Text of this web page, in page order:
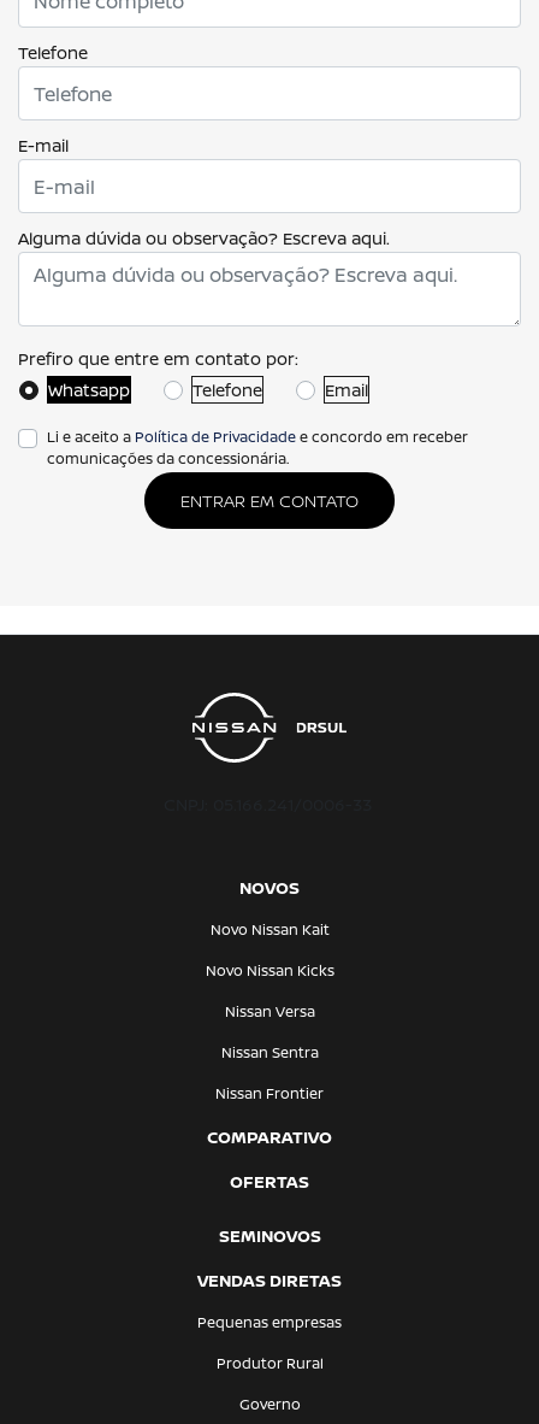
Telefone
E-mail
Alguma dúvida ou observação? Escreva aqui.
Prefiro que entre em contato por:
Whatsapp
Telefone Email
Li e aceito a Política de Privacidadee concordo em receber
comunicações da concessionária.
ENTRAR EM CONTATO
NOVOS
Novo Nissan Kait
Novo Nissan Kicks
Nissan Versa
Nissan Sentra
Nissan Frontier
COMPARATIVO
OFERTAS
SEMINOVOS
VENDAS DIRETAS
Pequenas empresas
Produtor Rural
Governo